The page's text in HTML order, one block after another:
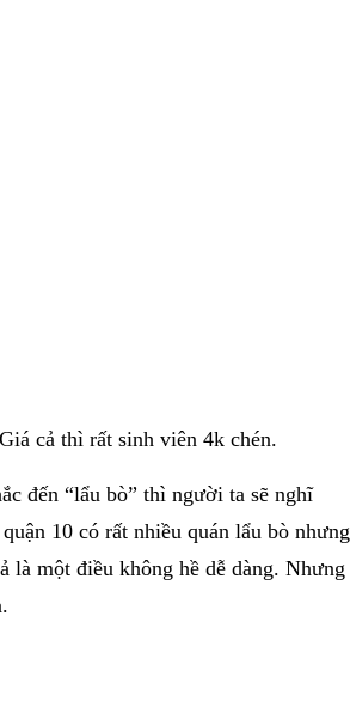
cả thì rất sinh viên 4k chén.
đến “lẩu bò” thì người ta sẽ nghĩ
10 có rất nhiều quán lẩu bò nhưng
một điều không hề dễ dàng. Nhưng